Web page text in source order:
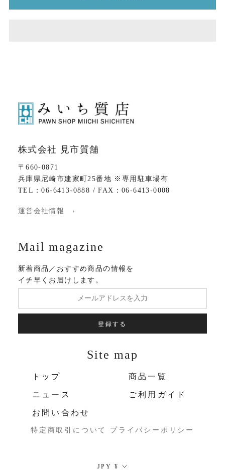
株式会社 見市質舗
〒660-0871
兵庫県尼崎市建家町25番地 ※専用駐車場有
TEL：06-6413-0888 / FAX：06-6413-0008
運営会社情報 ›
Mail magazine
新着商品／おすすめ商品の情報を
イチ早くお届けします。
登録する
Site map
トップ 商品一覧
ニュース ご利用ガイド
お問い合わせ
特定商取引について プライバシーポリシー
通
JPY ¥